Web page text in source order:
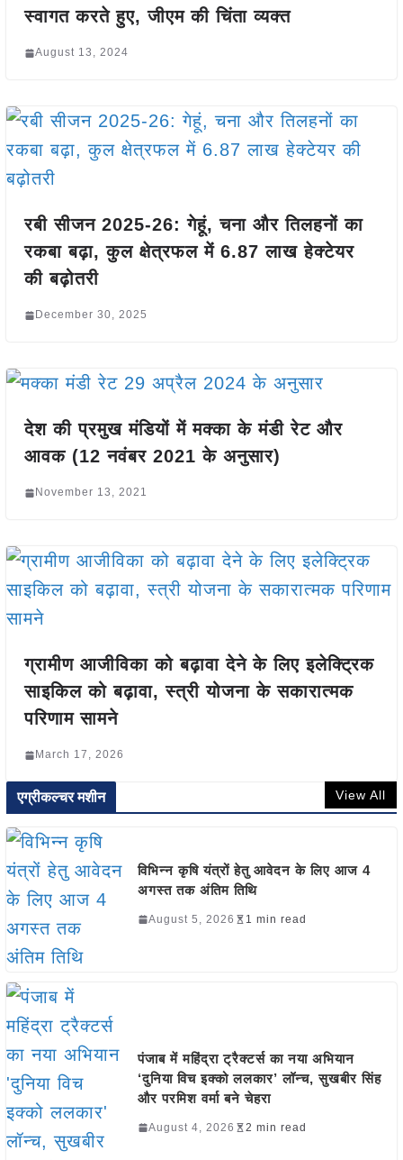
स्वागत करते हुए, जीएम की चिंता व्यक्त
August 13, 2024
रबी सीजन 2025-26: गेहूं, चना और तिलहनों का
रकबा बढ़ा, कुल क्षेत्रफल में 6.87 लाख हेक्टेयर
की बढ़ोतरी
December 30, 2025
देश की प्रमुख मंडियों में मक्का के मंडी रेट और
आवक (12 नवंबर 2021 के अनुसार)
November 13, 2021
ग्रामीण आजीविका को बढ़ावा देने के लिए इलेक्ट्रिक
साइकिल को बढ़ावा, स्त्री योजना के सकारात्मक
परिणाम सामने
March 17, 2026
एग्रीकल्चर मशीन View All
विभिन्न कृषि यंत्रों हेतु आवेदन के लिए आज 4
अगस्त तक अंतिम तिथि
August 5, 2026 1 min read
पंजाब में महिंद्रा ट्रैक्टर्स का नया अभियान
‘दुनिया विच इक्को ललकार’ लॉन्च, सुखबीर सिंह
और परमिश वर्मा बने चेहरा
August 4, 2026 2 min read